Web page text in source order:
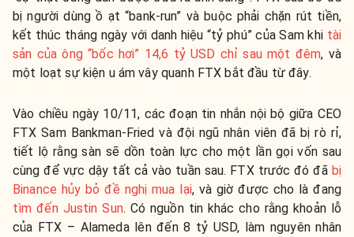
bị người dùng ồ ạt “bank-run” và buộc phải chặn rút tiền,
kết thúc tháng ngày với danh hiệu “tỷ phú” của Sam khitài
sản của ông “bốc hơi” 14,6 tỷ USD chỉ sau một đêm, và
một loạt sự kiện u ám vây quanh FTX bắt đầu từ đây.
Vào chiều ngày 10/11, các đoạn tin nhắn nội bộ giữa CEO
FTX Sam Bankman-Fried và đội ngũ nhân viên đã bị rò rỉ,
tiết lộ rằng sàn sẽ dồn toàn lực cho một lần gọi vốn sau
cùng để vực dậy tất cả vào tuần sau. FTX trước đó đã bị
Binance hủy bỏ đề nghị mua lại, và giờ được cho là đang
tìm đến Justin Sun. Có nguồn tin khác cho rằng khoản lỗ
của FTX – Alameda lên đến 8 tỷ USD, làm nguyên nhân